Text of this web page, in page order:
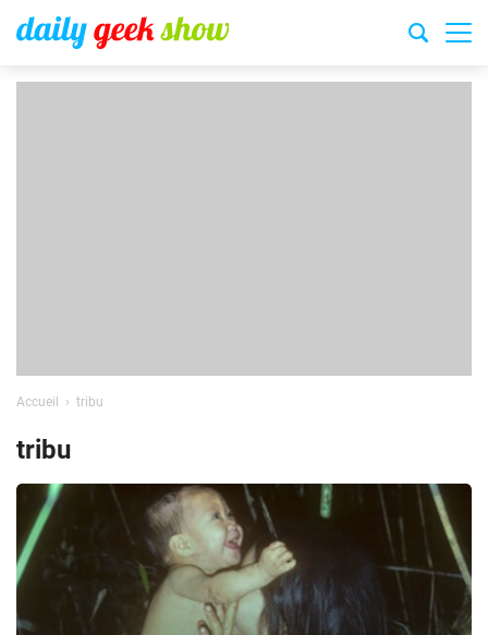
Accueil tribu
tribu